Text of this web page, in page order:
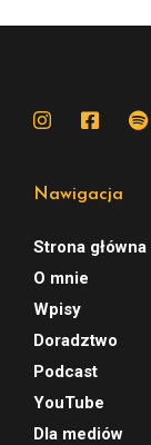
Nawigacja
Strona główna
O mnie
Wpisy
Doradztwo
Podcast
YouTube
Dla mediów